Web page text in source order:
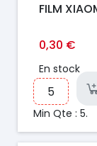
FILM
0,30 €
En stock
Min Qte : 5.